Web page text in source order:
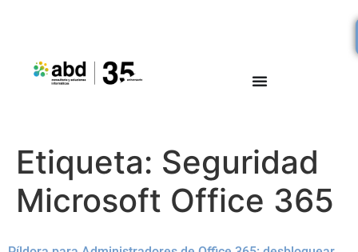
Etiqueta: Seguridad
Microsoft Office 365